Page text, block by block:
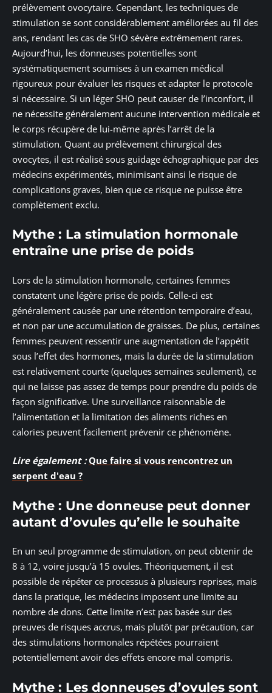
prélèvement ovocytaire. Cependant, les techniques de
stimulation se sont considérablement améliorées au fil des
ans, rendant les cas de SHO sévère extrêmement rares.
Aujourd’hui, les donneuses potentielles sont
systématiquement soumises à un examen médical
rigoureux pour évaluer les risques et adapter le protocole
si nécessaire. Si un léger SHO peut causer de l’inconfort, il
ne nécessite généralement aucune intervention médicale et
le corps récupère de lui-même après l’arrêt de la
stimulation. Quant au prélèvement chirurgical des
ovocytes, il est réalisé sous guidage échographique par des
médecins expérimentés, minimisant ainsi le risque de
complications graves, bien que ce risque ne puisse être
complètement exclu.
Mythe : La stimulation hormonale
entraîne une prise de poids
Lors de la stimulation hormonale, certaines femmes
constatent une légère prise de poids. Celle-ci est
généralement causée par une rétention temporaire d’eau,
et non par une accumulation de graisses. De plus, certaines
femmes peuvent ressentir une augmentation de l’appétit
sous l’effet des hormones, mais la durée de la stimulation
est relativement courte (quelques semaines seulement), ce
qui ne laisse pas assez de temps pour prendre du poids de
façon significative. Une surveillance raisonnable de
l’alimentation et la limitation des aliments riches en
calories peuvent facilement prévenir ce phénomène.
Lire également : Que faire si vous rencontrez un
serpent d'eau ?
Mythe : Une donneuse peut donner
autant d’ovules qu’elle le souhaite
En un seul programme de stimulation, on peut obtenir de
8 à 12, voire jusqu’à 15 ovules. Théoriquement, il est
possible de répéter ce processus à plusieurs reprises, mais
dans la pratique, les médecins imposent une limite au
nombre de dons. Cette limite n’est pas basée sur des
preuves de risques accrus, mais plutôt par précaution, car
des stimulations hormonales répétées pourraient
potentiellement avoir des effets encore mal compris.
Mythe : Les donneuses d’ovules sont